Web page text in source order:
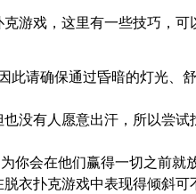
游戏，这里有一些技巧，
此请确保通过昏暗的灯光、
没有人愿意出汗，所以尝
你会在他们赢得一切之前就
衣扑克游戏中表现得倾斜可